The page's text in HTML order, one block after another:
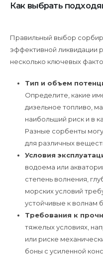
Как выбрать
Правильный выбор
эффективной ликвидации
несколько ключевых
Тип и объем
Определите, какие
дизельное топливо,
наибольший риск и в
Разные сорбенты
для различных
Условия
водоема или
степень волнения,
морских условий
устойчивые к волнам
Требования к
тяжелых условиях,
или риске
боны с усиленной